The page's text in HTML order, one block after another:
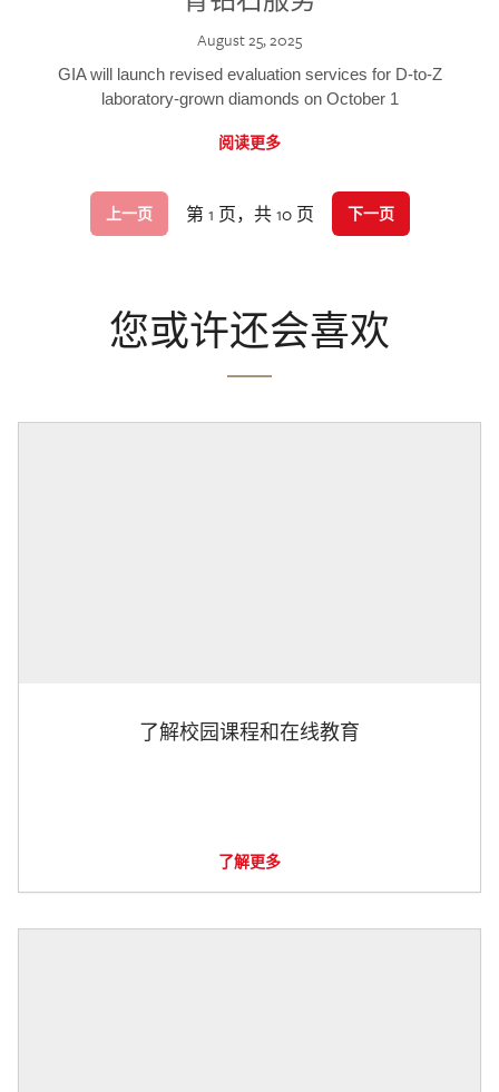
August 25, 2025
GIA will launch revised evaluation services for D-to-Z
laboratory-grown diamonds on October 1
阅读更多
上一页 第 1 页，共 10 页 下一页
您或许还会喜欢
了解校园课程和在线教育
了解更多